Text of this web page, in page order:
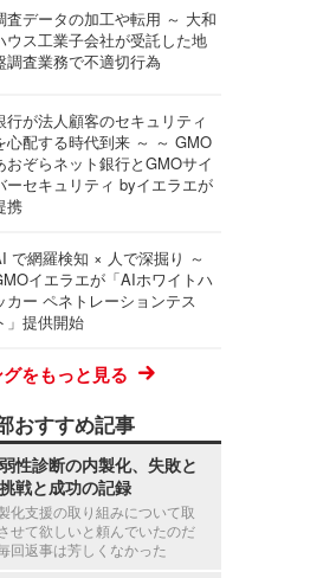
査データの加工や転用 ～ 大和
ウス工業子会社が受託した地
調査業務で不適切行為
行が法人顧客のセキュリティ
心配する時代到来 ～ ～ GMO
おぞらネット銀行とGMOサイ
ーセキュリティ byイエラエが
携
で網羅検知 × 人で深掘り ～
イエラエが「AIホワイトハ
カー ペネトレーションテス
」提供開始
をもっと見る
おすすめ記事
性診断の内製化、失敗と
戦と成功の記録
化支援の取り組みについて取
せて欲しいと頼んでいたのだ
回返事は芳しくなかった